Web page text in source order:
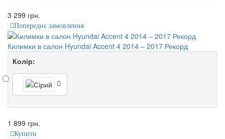
3 299 грн.
Попереднє замовлення
Килимки в салон Hyundai Accent 4 2014 – 2017 Рекорд
Колір:
1 899 грн.
Купити